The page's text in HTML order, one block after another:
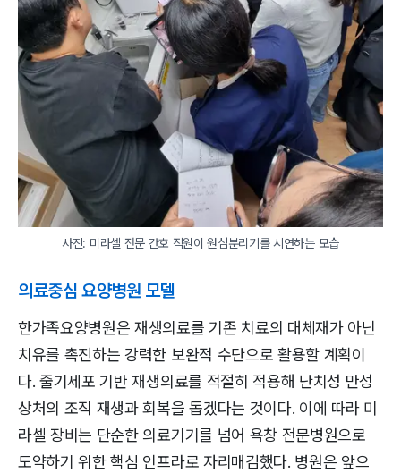
사진: 미라셀 전문 간호 직원이 원심분리기를 시연하는 모습
의료중심 요양병원 모델
한가족요양병원은 재생의료를 기존 치료의 대체재가 아닌
치유를 촉진하는 강력한 보완적 수단으로 활용할 계획이
다. 줄기세포 기반 재생의료를 적절히 적용해 난치성 만성
상처의 조직 재생과 회복을 돕겠다는 것이다. 이에 따라 미
라셀 장비는 단순한 의료기기를 넘어 욕창 전문병원으로
도약하기 위한 핵심 인프라로 자리매김했다. 병원은 앞으